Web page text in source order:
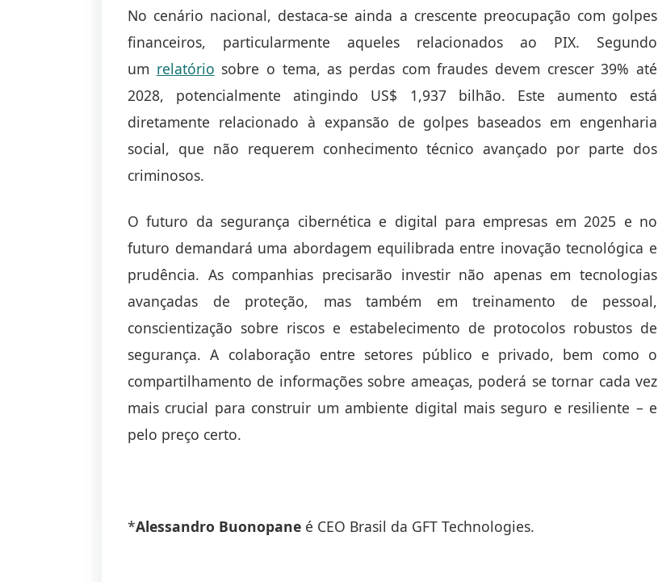
No cenário nacional, destaca-se ainda a crescente preocupação com golpes
financeiros, particularmente aqueles relacionados ao PIX. Segundo
um relatório sobre o tema, as perdas com fraudes devem crescer 39% até
2028, potencialmente atingindo US$ 1,937 bilhão. Este aumento está
diretamente relacionado à expansão de golpes baseados em engenharia
social, que não requerem conhecimento técnico avançado por parte dos
criminosos.
O futuro da segurança cibernética e digital para empresas em 2025 e no
futuro demandará uma abordagem equilibrada entre inovação tecnológica e
prudência. As companhias precisarão investir não apenas em tecnologias
avançadas de proteção, mas também em treinamento de pessoal,
conscientização sobre riscos e estabelecimento de protocolos robustos de
segurança. A colaboração entre setores público e privado, bem como o
compartilhamento de informações sobre ameaças, poderá se tornar cada vez
mais crucial para construir um ambiente digital mais seguro e resiliente – e
pelo preço certo.
*Alessandro Buonopane é CEO Brasil da GFT Technologies.